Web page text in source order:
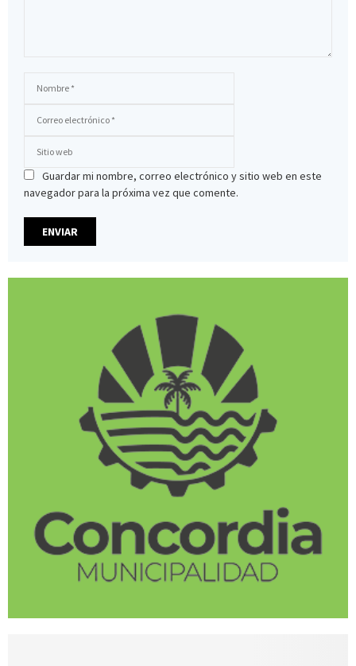
Guardar mi nombre, correo electrónico y sitio web en este
navegador para la próxima vez que comente.